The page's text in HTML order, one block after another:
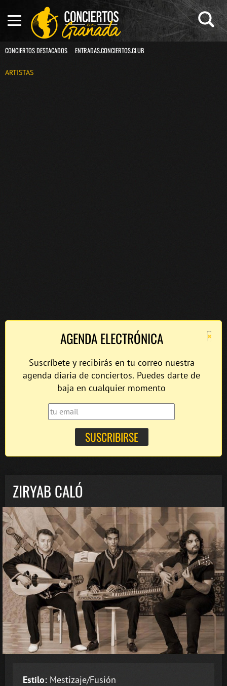
CONCIERTOS DESTACADOS ENTRADAS.CONCIERTOS.CLUB
ARTISTAS
×
AGENDA ELECTRÓNICA
Suscríbete y recibirás en tu correo nuestra
agenda diaria de conciertos. Puedes darte de
baja en cualquier momento
ZIRYAB CALÓ
Estilo: Mestizaje/Fusión